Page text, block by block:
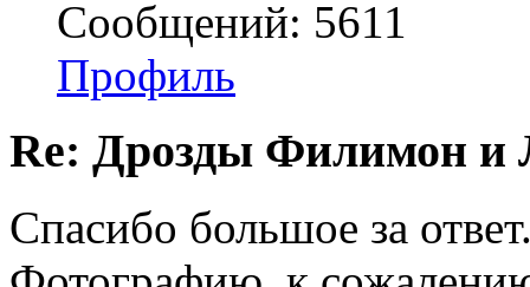
Сообщений: 5611
Профиль
Re: Дрозды Филимон и
Спасибо большое за